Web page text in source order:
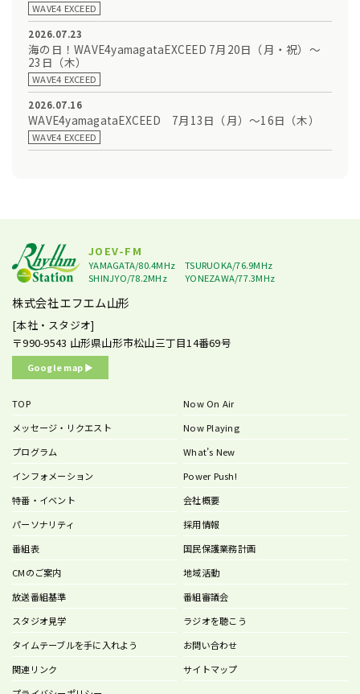
WAVE4 EXCEED
2026.07.23
海の日！WAVE4yamagataEXCEED 7月20日（月・祝）～
23日（木）
WAVE4 EXCEED
2026.07.16
WAVE4yamagataEXCEED 7月13日（月）～16日（木）
WAVE4 EXCEED
JOEV-FM
YAMAGATA/80.4MHz
TSURUOKA/76.9MHz
SHINJYO/78.2MHz
YONEZAWA/77.3MHz
株式会社エフエム山形
[本社・スタジオ]
〒990-9543 山形県山形市松山三丁目14番69号
Google map ▶︎
TOP
メッセージ・リクエスト
プログラム
インフォメーション
特番・イベント
パーソナリティ
番組表
CMのご案内
Now On Air
Now Playing
What’s New
Power Push!
会社概要
採用情報
国民保護業務計画
地域活動
放送番組基準
番組審議会
スタジオ見学
ラジオを聴こう
タイムテーブルを手に入れよう
お問い合わせ
関連リンク
サイトマップ